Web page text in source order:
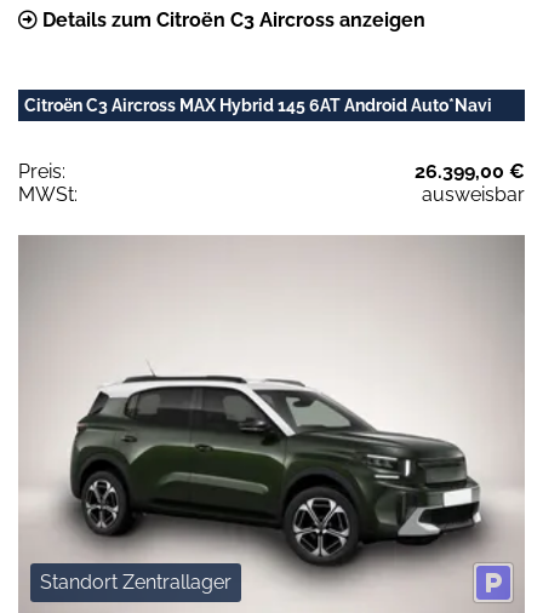
Details zum Citroën C3 Aircross anzeigen
Citroën C3 Aircross MAX Hybrid 145 6AT Android Auto*Navi
Preis:
26.399,00 €
MWSt:
ausweisbar
Standort Zentrallager